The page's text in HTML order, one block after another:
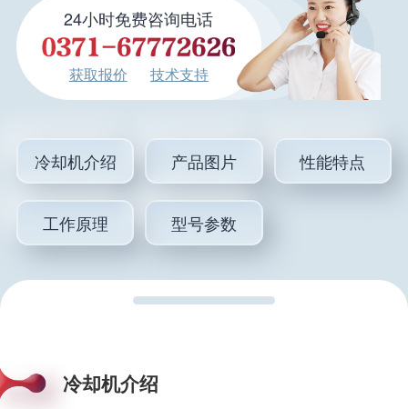
24小时免费咨询电话
获取报价 技术支持
冷却机介绍 产品图片 性能特点
工作原理 型号参数
冷却机介绍